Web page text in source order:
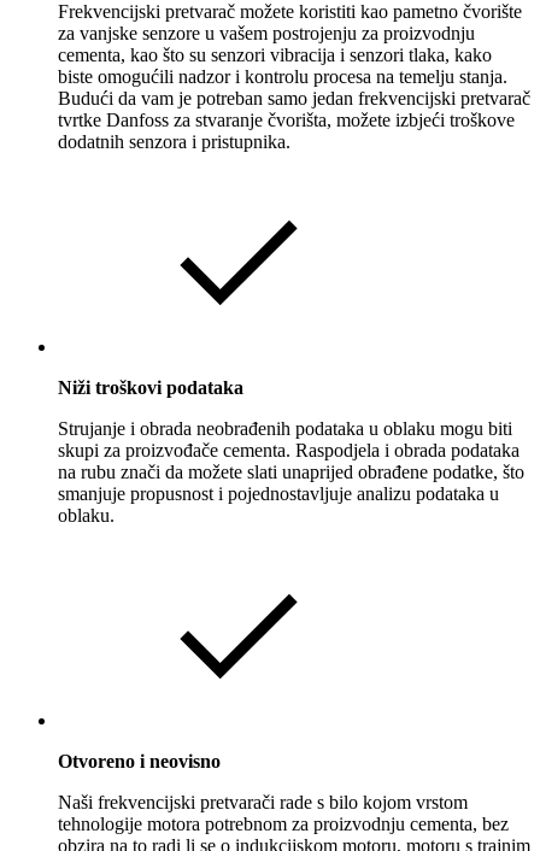
Frekvencijski pretvarač možete koristiti kao pametno čvorište
za vanjske senzore u vašem postrojenju za proizvodnju
cementa, kao što su senzori vibracija i senzori tlaka, kako
biste omogućili nadzor i kontrolu procesa na temelju stanja.
Budući da vam je potreban samo jedan frekvencijski pretvarač
tvrtke Danfoss za stvaranje čvorišta, možete izbjeći troškove
dodatnih senzora i pristupnika.
Niži troškovi podataka
Strujanje i obrada neobrađenih podataka u oblaku mogu biti
skupi za proizvođače cementa. Raspodjela i obrada podataka
na rubu znači da možete slati unaprijed obrađene podatke, što
smanjuje propusnost i pojednostavljuje analizu podataka u
oblaku.
Otvoreno i neovisno
Naši frekvencijski pretvarači rade s bilo kojom vrstom
tehnologije motora potrebnom za proizvodnju cementa, bez
obzira na to radi li se o indukcijskom motoru, motoru s trajnim